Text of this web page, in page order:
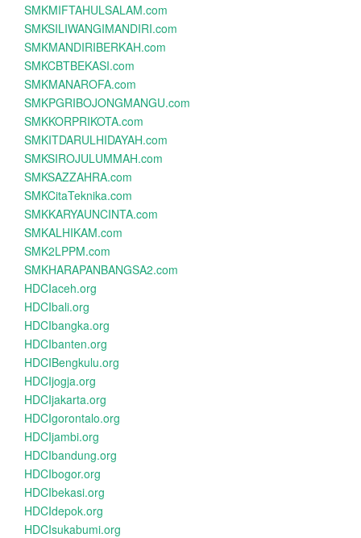
SMKMIFTAHULSALAM.com
SMKSILIWANGIMANDIRI.com
SMKMANDIRIBERKAH.com
SMKCBTBEKASI.com
SMKMANAROFA.com
SMKPGRIBOJONGMANGU.com
SMKKORPRIKOTA.com
SMKITDARULHIDAYAH.com
SMKSIROJULUMMAH.com
SMKSAZZAHRA.com
SMKCitaTeknika.com
SMKKARYAUNCINTA.com
SMKALHIKAM.com
SMK2LPPM.com
SMKHARAPANBANGSA2.com
HDCIaceh.org
HDCIbali.org
HDCIbangka.org
HDCIbanten.org
HDCIBengkulu.org
HDCIjogja.org
HDCIjakarta.org
HDCIgorontalo.org
HDCIjambi.org
HDCIbandung.org
HDCIbogor.org
HDCIbekasi.org
HDCIdepok.org
HDCIsukabumi.org